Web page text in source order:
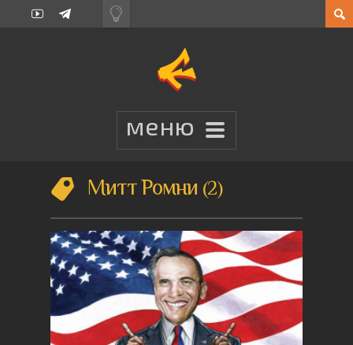
Митт Ромни 2